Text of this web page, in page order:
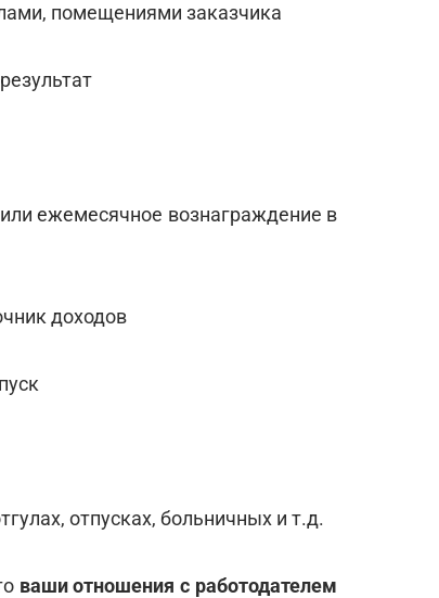
помещениями заказчика
ежемесячное вознаграждение в
доходов
отпусках, больничных и т.д.
ваши отношения с работодателем